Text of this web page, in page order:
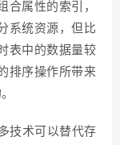
合属性的索引，
系统资源，但比
表中的数据量较
排序操作所带来
技术可以替代存